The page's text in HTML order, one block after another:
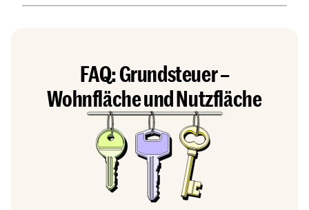
FAQ: Grundsteuer –
Wohnfläche und Nutzfläche